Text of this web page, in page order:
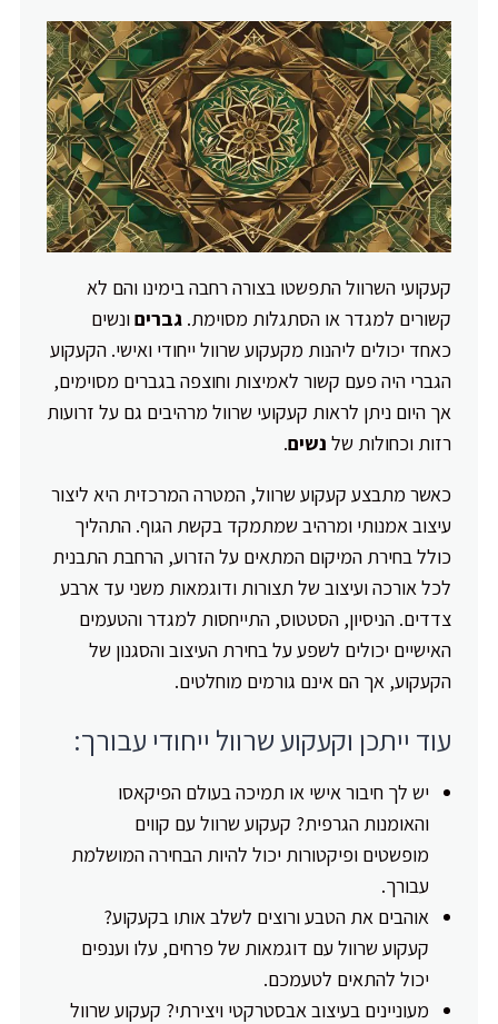
קעקועי השרוול התפשטו בצורה רחבה בימינו והם לא
קשורים למגדר או הסתגלות מסוימת. גבריםונשים
כאחד יכולים ליהנות מקעקוע שרוול ייחודי ואישי. הקעקוע
הגברי היה פעם קשור לאמיצות וחוצפה בגברים מסוימים,
אך היום ניתן לראות קעקועי שרוול מרהיבים גם על זרועות
רזות וכחולות של נשים.
כאשר מתבצע קעקוע שרוול, המטרה המרכזית היא ליצור
עיצוב אמנותי ומרהיב שמתמקד בקשת הגוף. התהליך
כולל בחירת המיקום המתאים על הזרוע, הרחבת התבנית
לכל אורכה ועיצוב של תצורות ודוגמאות משני עד ארבע
צדדים. הניסיון, הסטטוס, התייחסות למגדר והטעמים
האישיים יכולים לשפע על בחירת העיצוב והסגנון של
הקעקוע, אך הם אינם גורמים מוחלטים.
עוד ייתכן וקעקוע שרוול ייחודי עבורך:
יש לך חיבור אישי או תמיכה בעולם הפיקאסו
והאומנות הגרפית? קעקוע שרוול עם קווים
מופשטים ופיקטורות יכול להיות הבחירה המושלמת
עבורך.
אוהבים את הטבע ורוצים לשלב אותו בקעקוע?
קעקוע שרוול עם דוגמאות של פרחים, עלו וענפים
יכול להתאים לטעמכם.
מעוניינים בעיצוב אבסטרקטי ויצירתי? קעקוע שרוול